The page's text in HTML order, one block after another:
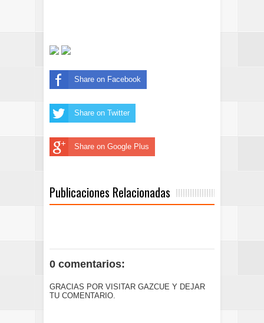
Share on Facebook
Share on Twitter
Share on Google Plus
Publicaciones Relacionadas
0 comentarios:
GRACIAS POR VISITAR GAZCUE Y DEJAR
TU COMENTARIO.